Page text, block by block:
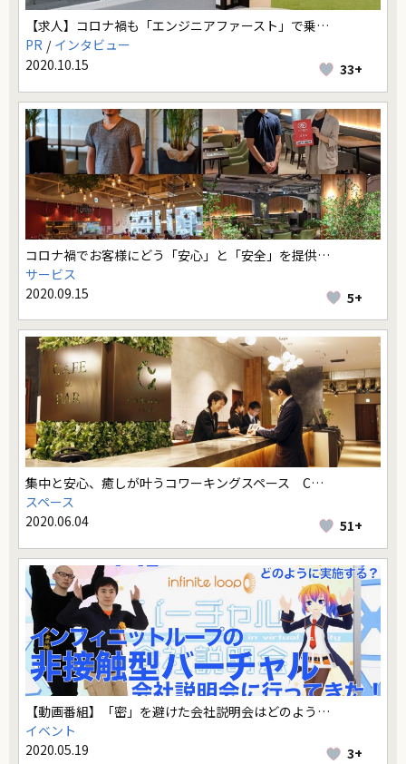
【求人】コロナ禍も「エンジニアファースト」で乗…
PR
インタビュー
2020.10.15
33+
コロナ禍でお客様にどう「安心」と「安全」を提供…
サービス
2020.09.15
5+
集中と安心、癒しが叶うコワーキングスペース C…
スペース
2020.06.04
51+
【動画番組】「密」を避けた会社説明会はどのよう…
イベント
2020.05.19
3+